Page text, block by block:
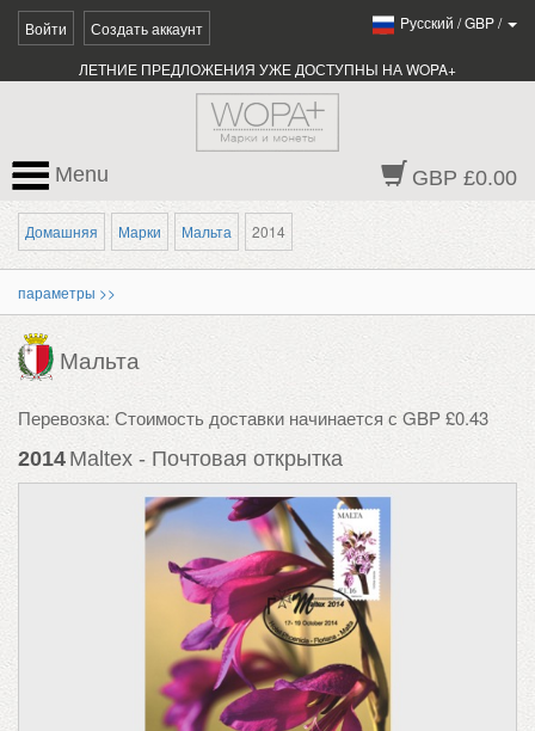
Войти Создать аккаунт Pусский /GBP/
ЛЕТНИЕ ПРЕДЛОЖЕНИЯ УЖЕ ДОСТУПНЫ НА WOPA+
GBP £0.00
Menu
Домашняя Марки Мальта 2014
параметры >>
Мальта
Перевозка: Стоимость доставки начинается с GBP £0.43
2014 Maltex - Почтовая открытка